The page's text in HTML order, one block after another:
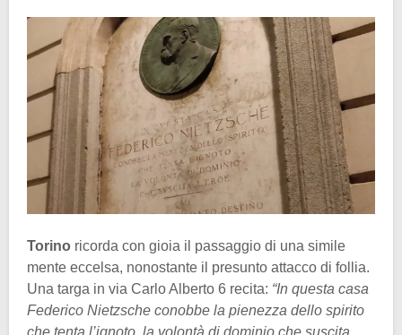
Torino ricorda con gioia il passaggio di una simile
mente eccelsa, nonostante il presunto attacco di follia.
Una targa in via Carlo Alberto 6 recita: “In questa casa
Federico Nietzsche conobbe la pienezza dello spirito